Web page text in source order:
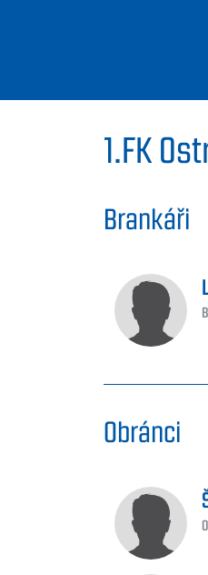
1.FK
Brankáři
Obránci